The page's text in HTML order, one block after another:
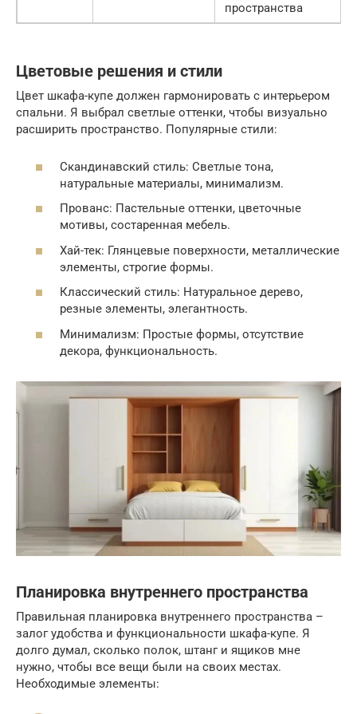
пространства
Цветовые решения и стили
Цвет шкафа-купе должен гармонировать с интерьером
спальни. Я выбрал светлые оттенки, чтобы визуально
расширить пространство. Популярные стили:
Скандинавский стиль: Светлые тона,
натуральные материалы, минимализм.
Прованс: Пастельные оттенки, цветочные
мотивы, состаренная мебель.
Хай-тек: Глянцевые поверхности, металлические
элементы, строгие формы.
Классический стиль: Натуральное дерево,
резные элементы, элегантность.
Минимализм: Простые формы, отсутствие
декора, функциональность.
Планировка внутреннего пространства
Правильная планировка внутреннего пространства –
залог удобства и функциональности шкафа-купе. Я
долго думал, сколько полок, штанг и ящиков мне
нужно, чтобы все вещи были на своих местах.
Необходимые элементы: